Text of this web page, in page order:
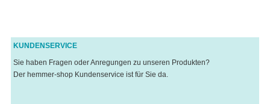
KUNDENSERVICE
Sie haben Fragen oder Anregungen zu unseren Produkten?
Der hemmer-shop Kundenservice ist für Sie da.